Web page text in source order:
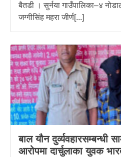
बैतडी । सुर्नया गाउँपालिका–४
जग्गीसिंह महरा जीर्ण[...]
बाल यौन दुर्व्यवहारसम्बन्धी
आरोपमा दार्चुलाका युवक